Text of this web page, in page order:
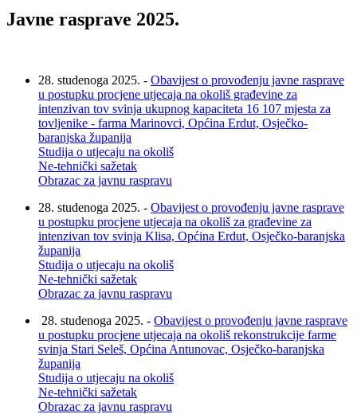
Javne rasprave 2025.
28. studenoga 2025. - Obavijest o provođenju javne rasprave
u postupku procjene utjecaja na okoliš građevine za
intenzivan tov svinja ukupnog kapaciteta 16 107 mjesta za
tovljenike - farma Marinovci, Općina Erdut, Osječko-
baranjska županija
Studija o utjecaju na okoliš
Ne-tehnički sažetak
Obrazac za javnu raspravu
28. studenoga 2025. - Obavijest o provođenju javne rasprave
u postupku procjene utjecaja na okoliš za građevine za
intenzivan tov svinja Klisa, Općina Erdut, Osječko-baranjska
županija
Studija o utjecaju na okoliš
Ne-tehnički sažetak
Obrazac za javnu raspravu
28. studenoga 2025. - Obavijest o provođenju javne rasprave
u postupku procjene utjecaja na okoliš rekonstrukcije farme
svinja Stari Seleš, Općina Antunovac, Osječko-baranjska
županija
Studija o utjecaju na okoliš
Ne-tehnički sažetak
Obrazac za javnu raspravu